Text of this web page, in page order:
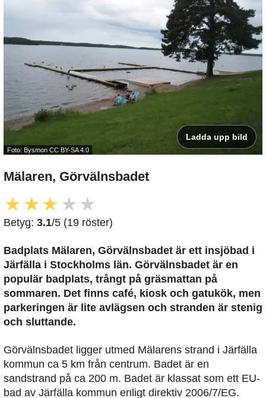
Foto: Bysmon CC BY-SA 4.0
Ladda upp bild
Mälaren, Görvälnsbadet
★ ★★ ★ ★
Betyg: 3.1/5 (19 röster)
Badplats Mälaren, Görvälnsbadet är ett insjöbad i
Järfälla i Stockholms län. Görvälnsbadet är en
populär badplats, trångt på gräsmattan på
sommaren. Det finns café, kiosk och gatukök, men
parkeringen är lite avlägsen och stranden är stenig
och sluttande.
Görvälnsbadet ligger utmed Mälarens strand i Järfälla
kommun ca 5 km från centrum. Badet är en
sandstrand på ca 200 m. Badet är klassat som ett EU-
bad av Järfälla kommun enligt direktiv 2006/7/EG.